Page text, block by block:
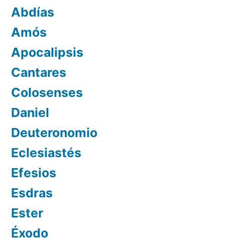
Abdías
Amós
Apocalipsis
Cantares
Colosenses
Daniel
Deuteronomio
Eclesiastés
Efesios
Esdras
Ester
Éxodo